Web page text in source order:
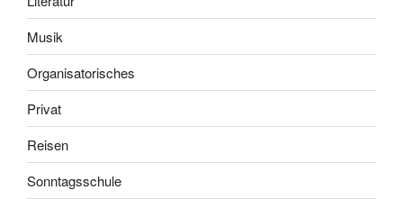
Musik
Organisatorisches
Privat
Reisen
Sonntagsschule